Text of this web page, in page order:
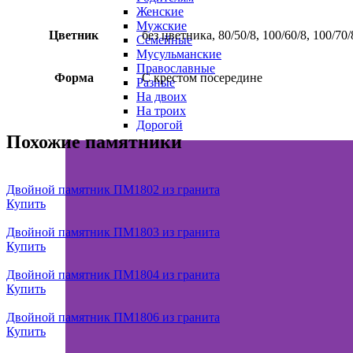
Женские
Мужские
Семейные
Мусульманские
Православные
Разные
На двоих
На троих
Дорогой
Цветник без цветника, 80/50/8, 100/60/8, 100/70/
Форма С крестом посередине
Похожие памятники
Двойной памятник ПМ1802 из гранита
Купить
Двойной памятник ПМ1803 из гранита
Купить
Двойной памятник ПМ1804 из гранита
Купить
Двойной памятник ПМ1806 из гранита
Купить